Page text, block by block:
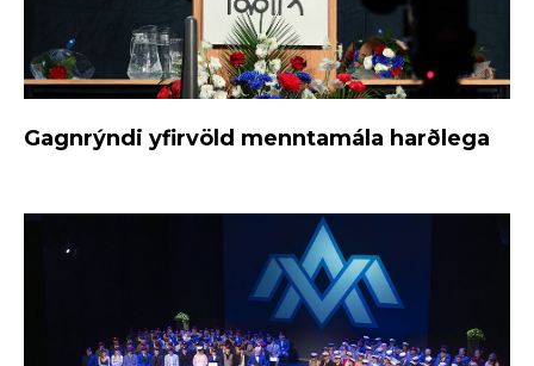
Gagnrýndi yfirvöld menntamála harðlega